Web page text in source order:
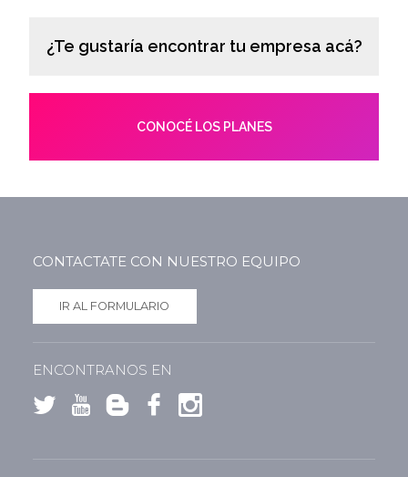
¿Te gustaría encontrar tu empresa acá?
CONOCÉ LOS PLANES
CONTACTATE CON NUESTRO EQUIPO
IR AL FORMULARIO
ENCONTRANOS EN